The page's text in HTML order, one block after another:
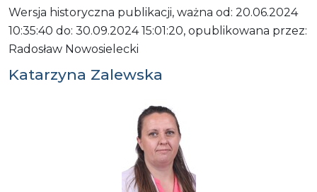
Wersja historyczna publikacji, ważna od: 20.06.2024
10:35:40 do: 30.09.2024 15:01:20, opublikowana przez:
Radosław Nowosielecki
Katarzyna Zalewska